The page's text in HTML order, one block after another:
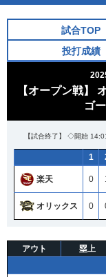
試合TOP
投打成績
【オープン戦】
ゴ
【試合終了】 ◇開始
1
楽天 0
オリックス 0
アウト 塁上